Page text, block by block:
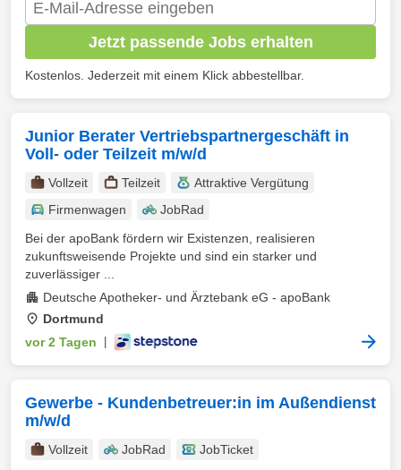
Jetzt passende Jobs erhalten
Kostenlos. Jederzeit mit einem Klick abbestellbar.
Junior Berater Vertriebspartnergeschäft in
Voll- oder Teilzeit m/w/d
Vollzeit Teilzeit
Attraktive Vergütung
Firmenwagen
JobRad
Bei der apoBank fördern wir Existenzen, realisieren
zukunftsweisende Projekte und sind ein starker und
zuverlässiger ...
Deutsche Apotheker- und Ärztebank eG - apoBank
Dortmund
vor 2 Tagen
Gewerbe - Kundenbetreuer:in im Außendienst
m/w/d
Vollzeit JobRad JobTicket